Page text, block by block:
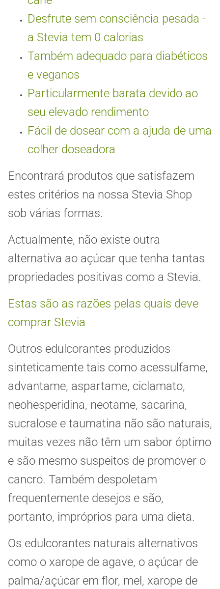
Desfrute sem consciência pesada -
a Stevia tem 0 calorias
Também adequado para diabéticos
e veganos
Particularmente barata devido ao
seu elevado rendimento
Fácil de dosear com a ajuda de uma
colher doseadora
Encontrará produtos que satisfazem
estes critérios na nossa Stevia Shop
sob várias formas.
Actualmente, não existe outra
alternativa ao açúcar que tenha tantas
propriedades positivas como a Stevia.
Estas são as razões pelas quais deve
comprar Stevia
Outros edulcorantes produzidos
sinteticamente tais como acessulfame,
advantame, aspartame, ciclamato,
neohesperidina, neotame, sacarina,
sucralose e taumatina não são naturais,
muitas vezes não têm um sabor óptimo
e são mesmo suspeitos de promover o
cancro. Também despoletam
frequentemente desejos e são,
portanto, impróprios para uma dieta.
Os edulcorantes naturais alternativos
como o xarope de agave, o açúcar de
palma/açúcar em flor, mel, xarope de